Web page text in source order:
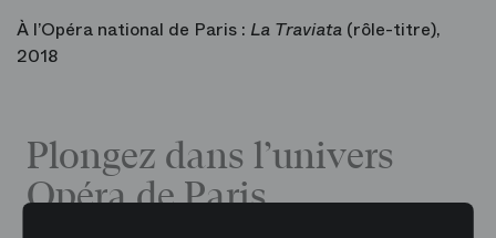
À l’Opéra national de Paris : La Traviata (rôle-titre),
2018
Plongez dans l’univers
Opéra de Paris